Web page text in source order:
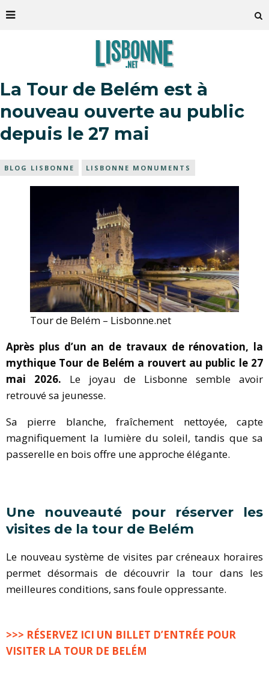
La Tour de Belém est à
nouveau ouverte au public
depuis le 27 mai
BLOG LISBONNE LISBONNE MONUMENTS
Tour de Belém – Lisbonne.net
Après plus d’un an de travaux de rénovation, la
mythique Tour de Belém a rouvert au public le 27
mai 2026. Le joyau de Lisbonne semble avoir
retrouvé sa jeunesse.
Sa pierre blanche, fraîchement nettoyée, capte
magnifiquement la lumière du soleil, tandis que sa
passerelle en bois offre une approche élégante.
Une nouveauté pour réserver les
visites de la tour de Belém
Le nouveau système de visites par créneaux horaires
permet désormais de découvrir la tour dans les
meilleures conditions, sans foule oppressante.
>>> RÉSERVEZ ICI UN BILLET D’ENTRÉE POUR
VISITER LA TOUR DE BELÉM